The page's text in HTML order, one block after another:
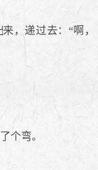
来，递过去：“啊，
个弯。